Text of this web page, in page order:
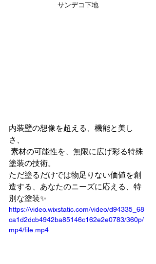
サンデコ下地
内装壁の想像を超える、機能と美し
さ、
塗装の技術。
ただ塗るだけでは物足りない価値を創
造する、あなたのニーズに応える、特
別な塗装✨
https://video.wixstatic.com/video/d94335_68
ca1d2dcb4942ba85146c162e2e0783/360p/
mp4/file.mp4